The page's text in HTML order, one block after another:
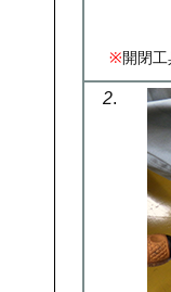
※開閉
2.